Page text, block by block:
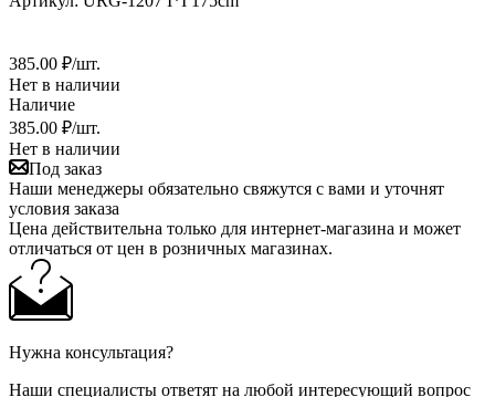
385.00 ₽/шт.
Нет в наличии
Наличие
385.00 ₽/шт.
Нет в наличии
Под заказ
Наши менеджеры обязательно свяжутся с вами и уточнят
условия заказа
Цена действительна только для интернет-магазина и может
отличаться от цен в розничных магазинах.
Нужна консультация?
Наши специалисты ответят на любой интересующий вопрос